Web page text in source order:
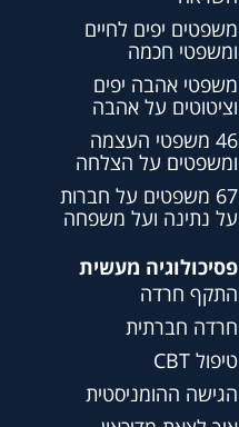
משפטים יפים לחיים
ומשפטי חכמה
משפטי אהבה יפים
וציטוטים על אהבה
46 משפטי העצמה
ומשפטים על הצלחה
67 משפטים על חברות
על נתינה ועל משפחה
פסיכולוגיה מעשית
התקף חרדה
חרדה חברתית
טיפול CBT
הגישה ההומניסטית